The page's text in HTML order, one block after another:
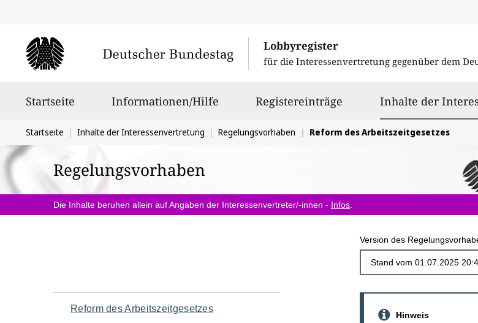
Lobbyregister
für die Interessenvertretung gegenüber dem
Startseite Informationen/Hilfe Registereinträge Inhalte der
Sie
befinden
sich
hier:
Startseite Inhalte der Interessenvertretung Regelungsvorhaben Reform des Arbeitszeitgesetzes
Regelungsvorhaben
Die Inhalte beruhen allein auf Angaben der Interessenvertreter/-innen - Infos
Version des
Navigation
Reform des Arbeitszeitgesetzes
Hinweis